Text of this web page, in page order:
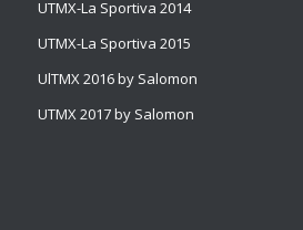
UTMX-La Sportiva 2014
UTMX-La Sportiva 2015
UlTMX 2016 by Salomon
UTMX 2017 by Salomon